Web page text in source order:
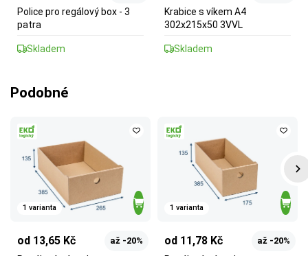
Police pro regálový box - 3
patra
Skladem
Krabice s víkem A4
302x215x50 3VVL
Skladem
Podobné
1 varianta
od 13,65 Kč až -20%
1 varianta
od 11,78 Kč až -20%